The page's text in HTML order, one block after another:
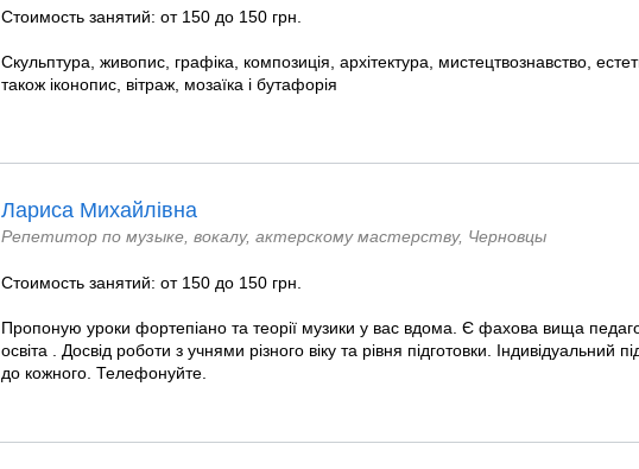
Стоимость занятий: от 150 до 150 грн.
Скульптура, живопис, графіка, композиція, архітектура, мистецтвознавство,
такoж іконопис, вітраж, мозаїка і бутафорія
Лариса Михайлівна
Репетитор по музыке, вокалу, актерскому мастерству, Черновцы
Стоимость занятий: от 150 до 150 грн.
Пропоную уроки фортепіано та теорії музики у вас вдома. Є фахова вища
освіта . Досвід роботи з учнями різного віку та рівня підготовки. Індивідуальний
до кожного. Телефонуйте.